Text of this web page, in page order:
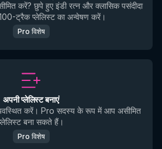
करें? छुपे हुए इंडी रत्न और क्लासिक पसंदीदा
ट्रैक प्लेलिस्ट का अन्वेषण करें।
Pro विशेष
अपनी प्लेलिस्ट बनाएं
करें। Pro सदस्य के रूप में आप असीमित
बना सकते हैं।
Pro विशेष